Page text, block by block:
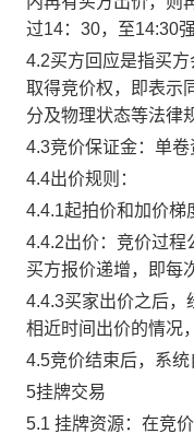
过14：30，至14:30强
4.2买方回应是指买
取得竞价权，即表示
分及物理状态等法律
4.3竞价保证金：单卷
4.4出价规则：
4.4.1起拍价和加价梯
4.4.2出价：竞价过程
买方报价递增，即每
4.4.3买家出价之后，
相近时间出价的情况
4.5竞价结束后，系
5挂牌交易
5.1 挂牌资源：在竞